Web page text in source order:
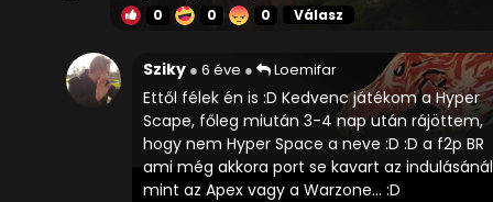
0 0 0 Válasz
Sziky 6 éve Loemifar
Ettől félek én is :D Kedvenc játékom a Hyper
Scape, főleg miután 3-4 nap után rájöttem,
hogy nem Hyper Space a neve :D :D a f2p BR
ami még akkora port se kavart az indulásánál
mint az Apex vagy a Warzone... :D